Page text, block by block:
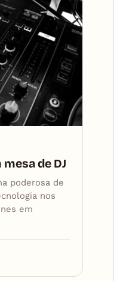
de DJ
poderosa de
nos
em